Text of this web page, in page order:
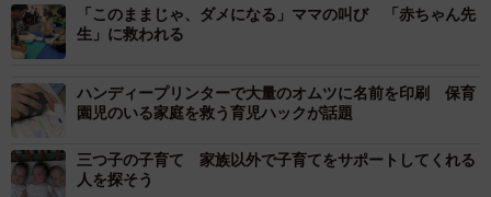
「このままじゃ、ダメになる」ママの叫び 「赤ちゃん先
生」に救われる
ハンディープリンターで大量のオムツに名前を印刷 保育
園児のいる家庭を救う育児ハックが話題
三つ子の子育て 家族以外で子育てをサポートしてくれる
人を探そう